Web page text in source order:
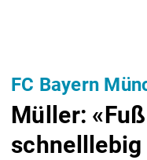
FC Bayern
Müller:
schnelllebig